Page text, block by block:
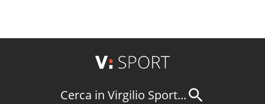
Cerca in Virgilio Sport...